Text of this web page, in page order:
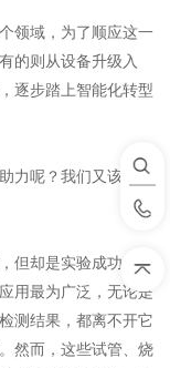
领域，为了顺应这一
的则从设备升级入
逐步踏上智能化转型
力呢？我们又该如何
但却是实验成功的关
用最为广泛，无论是
测结果，都离不开它
然而，这些试管、烧